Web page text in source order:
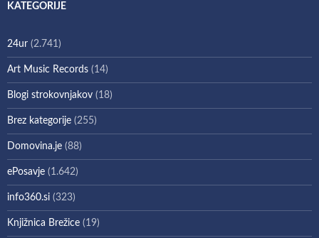
KATEGORIJE
24ur (2.741)
Art Music Records (14)
Blogi strokovnjakov (18)
Brez kategorije (255)
Domovina.je (88)
ePosavje (1.642)
info360.si (323)
Knjižnica Brežice (19)